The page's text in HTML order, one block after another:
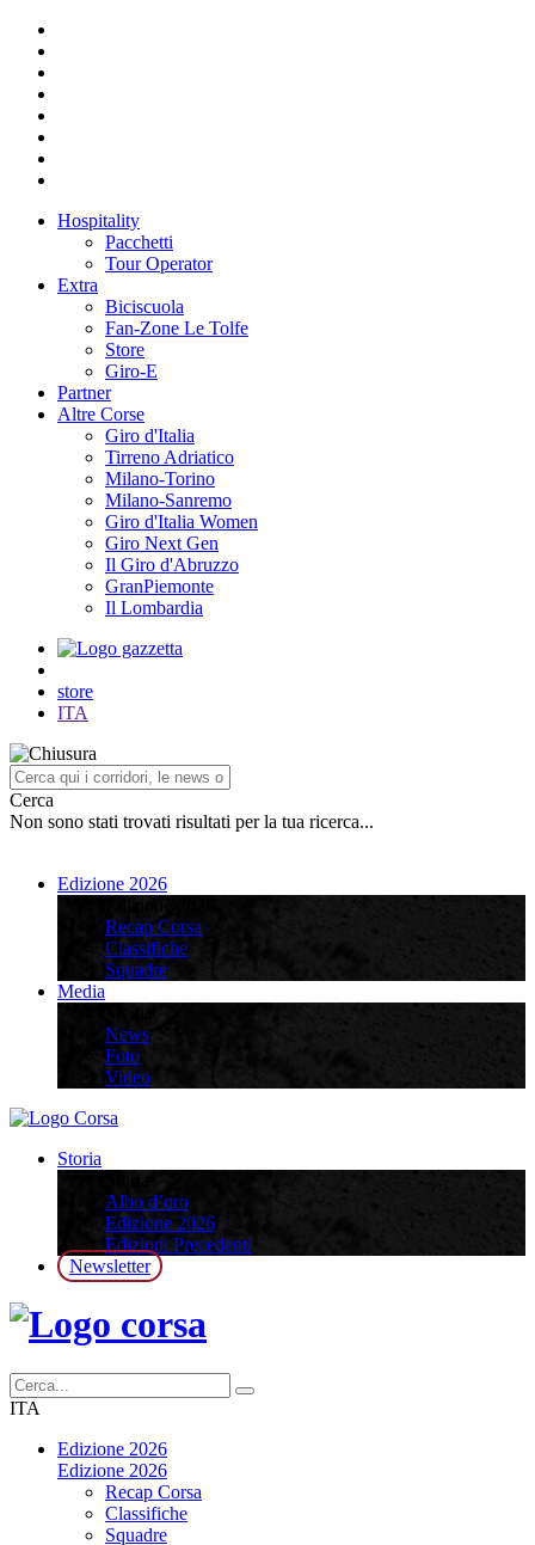
Hospitality
Pacchetti
Tour Operator
Extra
Biciscuola
Fan-Zone Le Tolfe
Store
Giro-E
Partner
Altre Corse
Giro d'Italia
Tirreno Adriatico
Milano-Torino
Milano-Sanremo
Giro d'Italia Women
Giro Next Gen
Il Giro d'Abruzzo
GranPiemonte
Il Lombardia
store
ITA
Cerca
Non sono stati trovati risultati per la tua ricerca...
Edizione 2026
Recap Corsa
Classifiche
Squadre
Media
News
Foto
Video
Storia
Albo d’oro
Edizione 2026
Edizioni Precedenti
Newsletter
ITA
Edizione 2026
Edizione 2026
Recap Corsa
Classifiche
Squadre